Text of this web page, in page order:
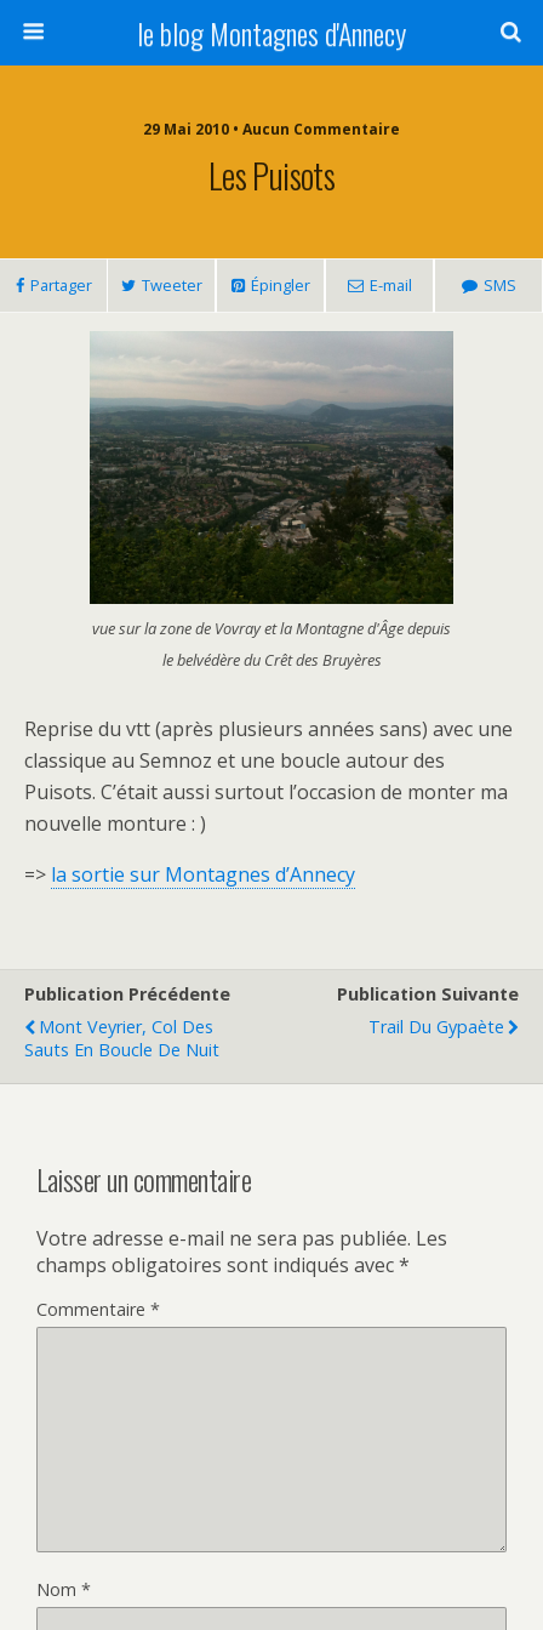
le blog Montagnes d'Annecy
29 Mai 2010 • Aucun Commentaire
Les Puisots
Partager Tweeter Épingler E-mail SMS
vue sur la zone de Vovray et la Montagne d'Âge depuis
le belvédère du Crêt des Bruyères
Reprise du vtt (après plusieurs années sans) avec une
classique au Semnoz et une boucle autour des
Puisots. C’était aussi surtout l’occasion de monter ma
nouvelle monture : )
=> la sortie sur Montagnes d’Annecy
Publication Précédente
Mont Veyrier, Col Des
Sauts En Boucle De Nuit
Publication Suivante
Trail Du Gypaète
Laisser un commentaire
Votre adresse e-mail ne sera pas publiée. Les
champs obligatoires sont indiqués avec*
Commentaire *
Nom *